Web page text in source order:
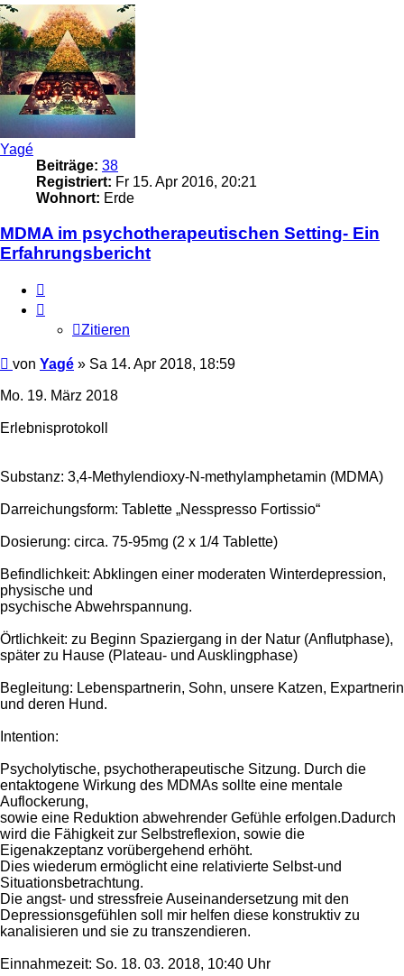
Yagé
Beiträge: 38
Registriert: Fr 15. Apr 2016, 20:21
Wohnort: Erde
MDMA im psychotherapeutischen Setting- Ein
Erfahrungsbericht
Zitieren
Beitrag
von Yagé » Sa 14. Apr 2018, 18:59
Mo. 19. März 2018
Erlebnisprotokoll
Substanz: 3,4-Methylendioxy-N-methylamphetamin (MDMA)
Darreichungsform: Tablette „Nesspresso Fortissio“
Dosierung: circa. 75-95mg (2 x 1/4 Tablette)
Befindlichkeit: Abklingen einer moderaten Winterdepression,
physische und
psychische Abwehrspannung.
Örtlichkeit: zu Beginn Spaziergang in der Natur (Anflutphase),
später zu Hause (Plateau- und Ausklingphase)
Begleitung: Lebenspartnerin, Sohn, unsere Katzen, Expartnerin
und deren Hund.
Intention:
Psycholytische, psychotherapeutische Sitzung. Durch die
entaktogene Wirkung des MDMAs sollte eine mentale
Auflockerung,
sowie eine Reduktion abwehrender Gefühle erfolgen.Dadurch
wird die Fähigkeit zur Selbstreflexion, sowie die
Eigenakzeptanz vorübergehend erhöht.
Dies wiederum ermöglicht eine relativierte Selbst-und
Situationsbetrachtung.
Die angst- und stressfreie Auseinandersetzung mit den
Depressionsgefühlen soll mir helfen diese konstruktiv zu
kanalisieren und sie zu transzendieren.
Einnahmezeit: So. 18. 03. 2018, 10:40 Uhr